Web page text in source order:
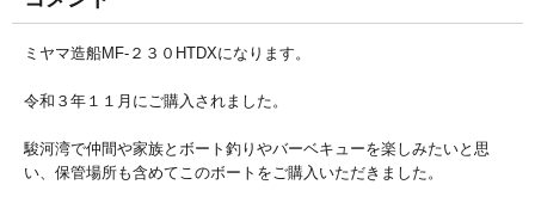
ミヤマ造船MF-２３０HTDXになります。
令和３年１１月にご購入されました。
駿河湾で仲間や家族とボート釣りやバーベキューを楽しみたいと思
い、保管場所も含めてこのボートをご購入いただきました。